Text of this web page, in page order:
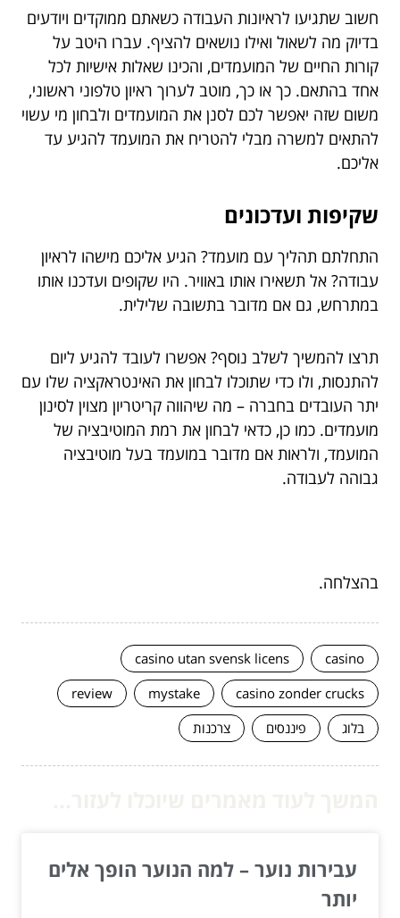
חשוב שתגיעו לראיונות העבודה כשאתם ממוקדים ויודעים
בדיוק מה לשאול ואילו נושאים להציף. עברו היטב על
קורות החיים של המועמדים, והכינו שאלות אישיות לכל
אחד בהתאם. כך או כך, מוטב לערוך ראיון טלפוני ראשוני,
משום שזה יאפשר לכם לסנן את המועמדים ולבחון מי עשוי
להתאים למשרה מבלי להטריח את המועמד להגיע עד
אליכם.
שקיפות ועדכונים
התחלתם תהליך עם מועמד? הגיע אליכם מישהו לראיון
עבודה? אל תשאירו אותו באוויר. היו שקופים ועדכנו אותו
במתרחש, גם אם מדובר בתשובה שלילית.
תרצו להמשיך לשלב נוסף? אפשרו לעובד להגיע ליום
להתנסות, ולו כדי שתוכלו לבחון את האינטראקציה שלו עם
יתר העובדים בחברה – מה שיהווה קריטריון מצוין לסינון
מועמדים. כמו כן, כדאי לבחון את רמת המוטיבציה של
המועמד, ולראות אם מדובר במועמד בעל מוטיבציה
גבוהה לעבודה.
בהצלחה.
casino
casino utan svensk licens
casino zonder crucks
mystake
review
בלוג
פיננסים צרכנות
עבירות נוער – למה הנוער הופך אלים
יותר